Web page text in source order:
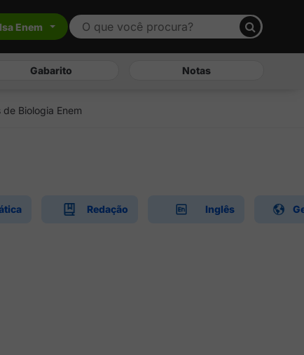
Enem
Gabarito Notas
Biologia Enem
Redação Inglês